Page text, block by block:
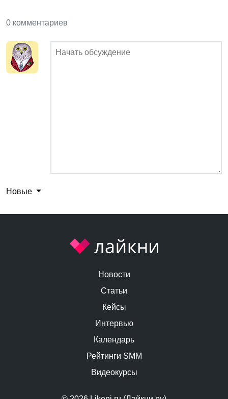
0 комментариев
Новые
Новости
Статьи
Кейсы
Интервью
Календарь
Рейтинги SMM
Видеокурсы